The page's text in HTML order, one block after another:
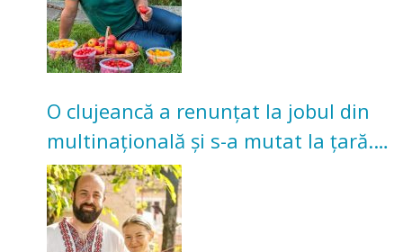
O clujeancă a renunțat la jobul din
multinațională și s-a mutat la țară.
Acum cultivă legume în grădina
bunicilor